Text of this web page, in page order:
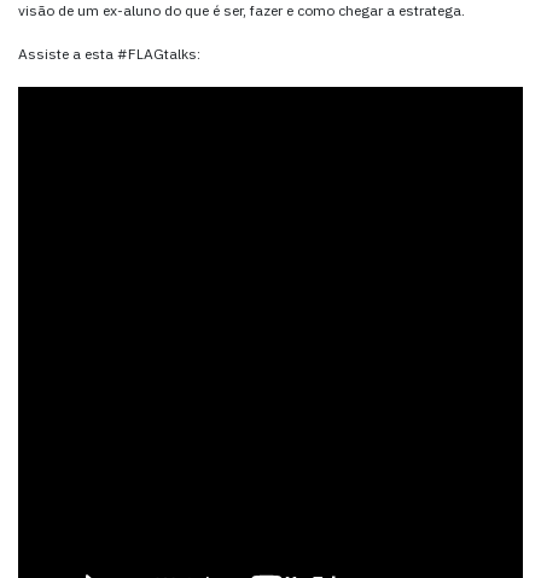
visão de um ex-aluno do que é ser, fazer e como chegar a estratega.
Assiste a esta #FLAGtalks: